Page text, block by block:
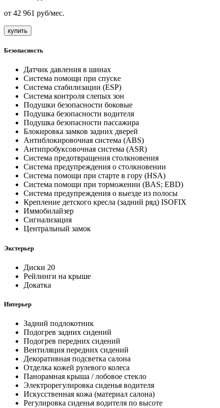
от 42 961 руб/мес.
купить
Безопасность
Датчик давления в шинах
Система помощи при спуске
Система стабилизации (ESP)
Система контроля слепых зон
Подушки безопасности боковые
Подушка безопасности водителя
Подушка безопасности пассажира
Блокировка замков задних дверей
Антиблокировочная система (ABS)
Антипробуксовочная система (ASR)
Система предотвращения столкновения
Система предупреждения о столкновении
Система помощи при старте в гору (HSA)
Система помощи при торможении (BAS; EBD)
Система предупреждения о выезде из полосы
Крепление детского кресла (задний ряд) ISOFIX
Иммобилайзер
Сигнализация
Центральный замок
Экстерьер
Диски 20
Рейлинги на крыше
Докатка
Интерьер
Задний подлокотник
Подогрев задних сидений
Подогрев передних сидений
Вентиляция передних сидений
Декоративная подсветка салона
Отделка кожей рулевого колеса
Панорамная крыша / лобовое стекло
Электрорегулировка сиденья водителя
Искусственная кожа (материал салона)
Регулировка сиденья водителя по высоте